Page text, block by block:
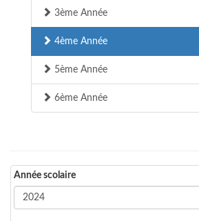
3ème Année
4ème Année
5ème Année
6ème Année
Année scolaire